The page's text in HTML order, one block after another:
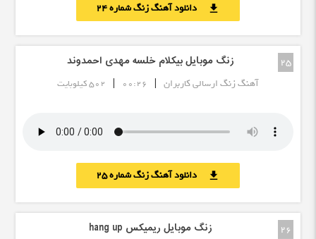
download دانلود آهنگ زنگ شماره 24
25 زنگ موبایل بیکلام خلسه مهدی احمدوند
آهنگ زنگ ارسالی کاربران |
00:26
| 502 کیلوبایت
download دانلود آهنگ زنگ شماره 25
26 زنگ موبایل ریمیکس hang up